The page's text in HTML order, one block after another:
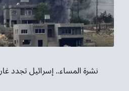
نشرة المساء.. إسرائيل تجدد